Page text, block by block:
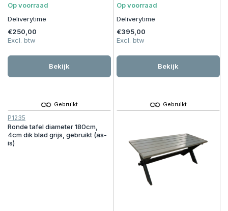
Op voorraad
Deliverytime
€250,00
Excl. btw
Bekijk
Op voorraad
Deliverytime
€395,00
Excl. btw
Bekijk
Gebruikt
P1235
Ronde tafel diameter 180cm,
4cm dik blad grijs, gebruikt (as-
is)
Gebruikt